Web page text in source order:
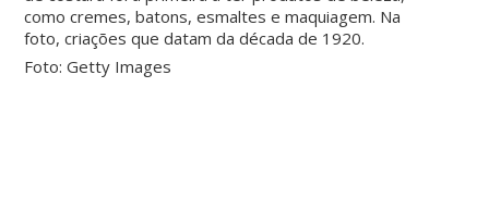
como cremes, batons, esmaltes e maquiagem. Na
foto, criações que datam da década de 1920.
Foto: Getty Images